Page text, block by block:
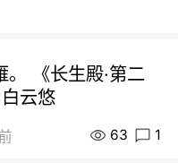
《长生殿·第二
云悠
63 1